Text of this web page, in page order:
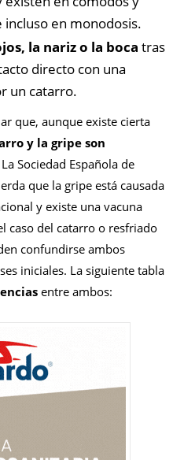
incluso en monodosis.
la nariz o la boca tras
directo con una
un catarro.
que, aunque existe cierta
y la gripe son
Sociedad Española de
que la gripe está causada
y existe una vacuna
caso del catarro o resfriado
confundirse ambos
iniciales. La siguiente tabla
entre ambos: